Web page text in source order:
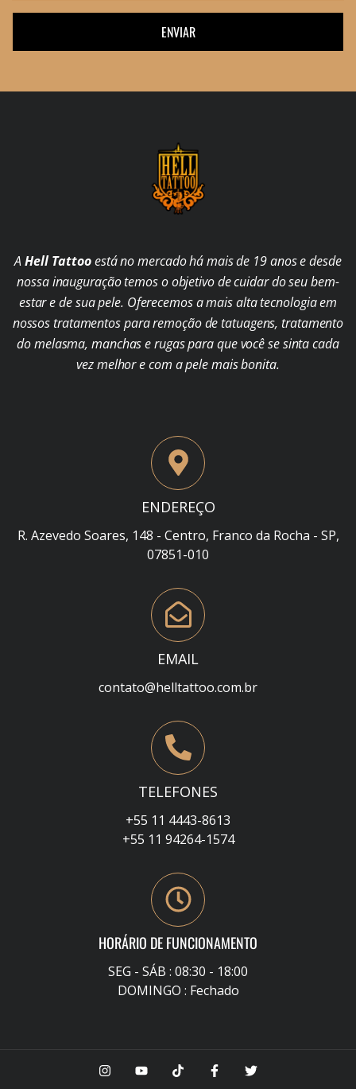
ENVIAR
AHell Tattooestá no mercado há mais de 19 anos e desde
nossa inauguração temos o objetivo de cuidar do seu bem-
estar e de sua pele. Oferecemos a mais alta tecnologia em
nossos tratamentos para remoção de tatuagens, tratamento
do melasma, manchas e rugas para que você se sinta cada
vez melhor e com a pele mais bonita.
ENDEREÇO
R. Azevedo Soares, 148 - Centro, Franco da Rocha - SP,
07851-010
EMAIL
contato@helltattoo.com.br
TELEFONES
+55 11 4443-8613
+55 11 94264-1574
HORÁRIO DE FUNCIONAMENTO
SEG - SÁB : 08:30 - 18:00
DOMINGO : Fechado